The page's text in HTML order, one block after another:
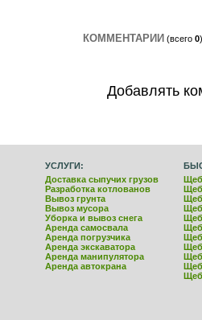
КОММЕНТАРИИ (всего 0)
Добавлять
УСЛУГИ:
Доставка сыпучих грузов
Разработка котлованов
Вывоз грунта
Вывоз мусора
Уборка и вывоз снега
Аренда самосвала
Аренда погрузчика
Аренда экскаватора
Аренда манипулятора
Аренда автокрана